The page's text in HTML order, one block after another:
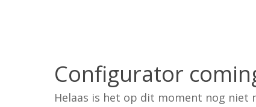
Configurator
Helaas is het op dit moment nog niet